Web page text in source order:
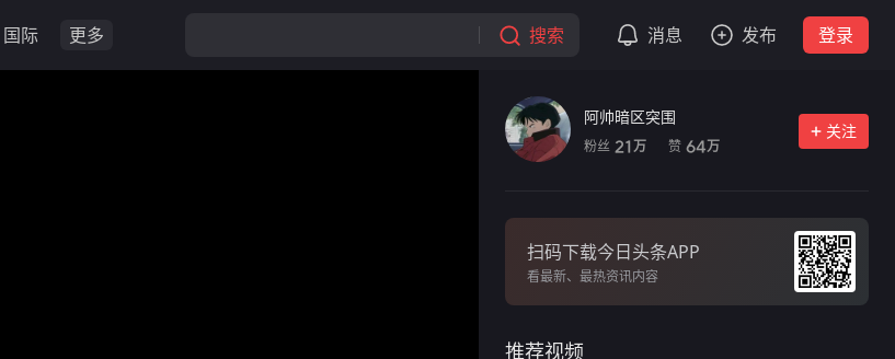
国际 更多 搜索 消息 发布 登录
阿帅暗区突围
粉丝 21万 赞 64万
关注
扫码下载今日头条APP
看最新、最热资讯内容
推荐视频